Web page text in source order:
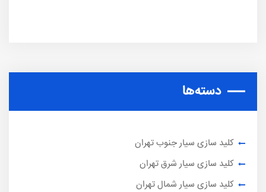
دسته‌ها
کلید سازی سیار جنوب تهران
کلید سازی سیار شرق تهران
کلید سازی سیار شمال تهران